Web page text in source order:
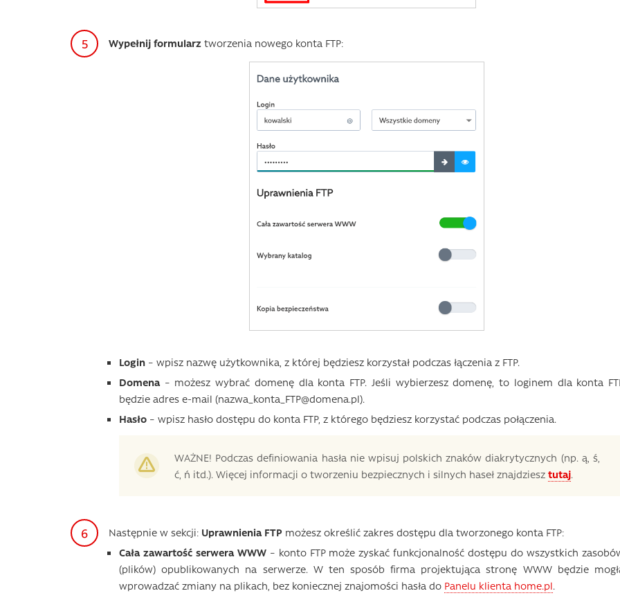
Wypełnij formularz tworzenia nowego konta FTP:
Login – wpisz nazwę użytkownika, z której będziesz korzystał podczas łączenia z FTP.
Domena– możesz wybrać domenę dla konta FTP. Jeśli wybierzesz domenę, to loginem dla konta
będzie adres e-mail (nazwa_konta_FTP@domena.pl).
Hasło – wpisz hasło dostępu do konta FTP, z którego będziesz korzystać podczas połączenia.
WAŻNE! Podczas definiowania hasła nie wpisuj polskich znaków diakrytycznych (np. ą, ś,
ć, ń itd.). Więcej informacji o tworzeniu bezpiecznych i silnych haseł znajdziesz tutaj.
Następnie w sekcji: Uprawnienia FTP możesz określić zakres dostępu dla tworzonego konta FTP:
Cała zawartość serwera WWW– konto FTP może zyskać funkcjonalność dostępu do wszystkich
(plików) opublikowanych na serwerze. W ten sposób firma projektująca stronę WWW będzie
wprowadzać zmiany na plikach, bez koniecznej znajomości hasła do Panelu klienta home.pl.